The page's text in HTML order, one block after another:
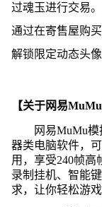
过魂玉进行交易
通过在寄售屋购
解锁限定动态头像
【关于网易MuMu
网易MuMu
器类电脑软件，
用，享受240帧
录制挂机、智能
求，让你轻松游